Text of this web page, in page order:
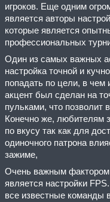
игроков. Еще одним
является авторы
которые является
профессиональных
Один из самых важных
настройка точной и
попадать по цели, в чем
акцент был сделан на
пульками, что позволит
Конечно же, любителям
по вкусу так как для
одиночного патрона
зажиме,
Очень важным фактором
является настройки
все известные команды